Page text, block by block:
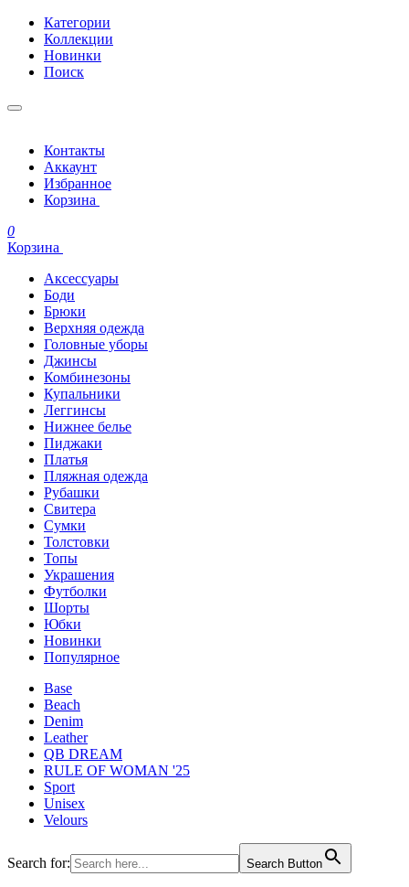
Категории
Коллекции
Новинки
Поиск
Контакты
Аккаунт
Избранное
Корзина
0
Корзина
Аксессуары
Боди
Брюки
Верхняя одежда
Головные уборы
Джинсы
Комбинезоны
Купальники
Леггинсы
Нижнее белье
Пиджаки
Платья
Пляжная одежда
Рубашки
Свитера
Сумки
Толстовки
Топы
Украшения
Футболки
Шорты
Юбки
Новинки
Популярное
Base
Beach
Denim
Leather
QB DREAM
RULE OF WOMAN '25
Sport
Unisex
Velours
Search for: Search Button